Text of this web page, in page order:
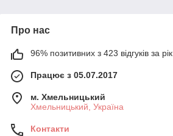
Про нас
96% позитивних з 423 відгуків за рік
Працює з 05.07.2017
м. Хмельницький
Хмельницький, Україна
Контакти